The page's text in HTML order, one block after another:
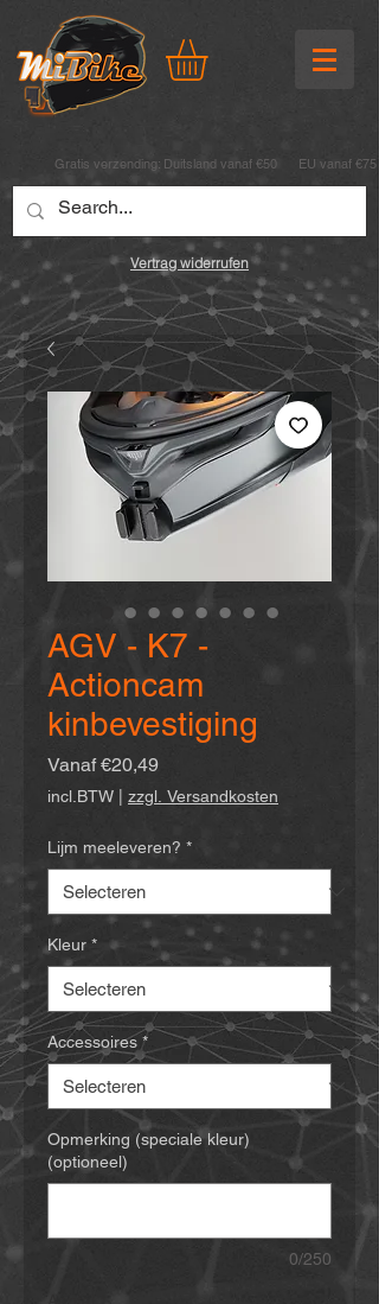
Gratis verzending: Duitsland vanaf €50 EU vanaf €75
Vertrag widerrufen
AGV - K7 -
Actioncam
kinbevestiging
Vanaf€20,49Verkoopprijs
incl.BTW zzgl. Versandkosten
Lijm meeleveren? *
Kleur *
Accessoires *
Opmerking (speciale kleur)
(optioneel)
0/250